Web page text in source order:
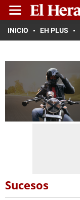
INICIO EH PLUS
Sucesos